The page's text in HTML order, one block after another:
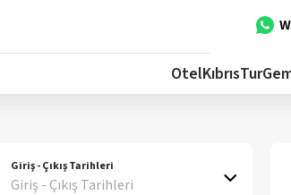
OtelKıbrısTur
Giriş - Çıkış Tarihleri
Giriş - Çıkış Tarihleri